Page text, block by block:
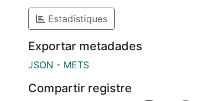
Estadístiques
Exportar metadades
JSON - METS
Compartir registre